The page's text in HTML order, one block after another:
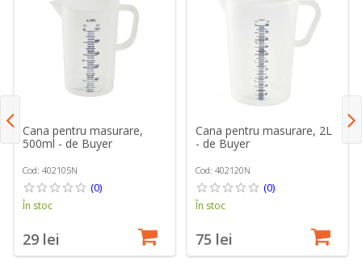
Cana pentru masurare,
500ml - de Buyer
Cod: 402105N
(0)
În stoc
29 lei
Cana pentru masurare, 2L
- de Buyer
Cod: 402120N
(0)
În stoc
75 lei